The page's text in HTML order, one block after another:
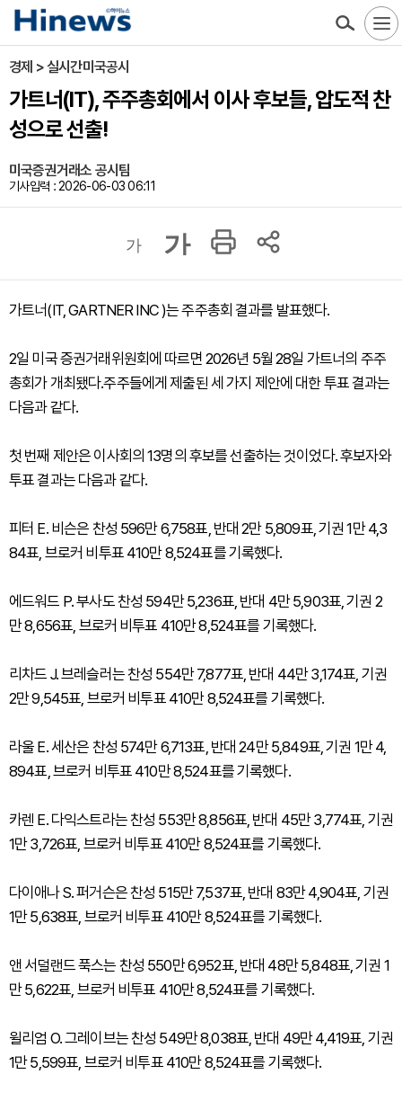
경제 > 실시간미국공시
가트너(IT), 주주총회에서 이사 후보들, 압도적 찬
성으로 선출!
미국증권거래소 공시팀
기사입력 : 2026-06-03 06:11
가 가
가트너(IT, GARTNER INC )는 주주총회 결과를 발표했다.
2일 미국 증권거래위원회에 따르면 2026년 5월 28일 가트너의 주주
총회가 개최됐다.주주들에게 제출된 세 가지 제안에 대한 투표 결과는
다음과 같다.
첫 번째 제안은 이사회의 13명의 후보를 선출하는 것이었다. 후보자와
투표 결과는 다음과 같다.
피터 E. 비슨은 찬성 596만 6,758표, 반대 2만 5,809표, 기권 1만 4,3
84표, 브로커 비투표 410만 8,524표를 기록했다.
에드워드 P. 부사도 찬성 594만 5,236표, 반대 4만 5,903표, 기권 2
만 8,656표, 브로커 비투표 410만 8,524표를 기록했다.
리차드 J. 브레슬러는 찬성 554만 7,877표, 반대 44만 3,174표, 기권
2만 9,545표, 브로커 비투표 410만 8,524표를 기록했다.
라울 E. 세산은 찬성 574만 6,713표, 반대 24만 5,849표, 기권 1만 4,
894표, 브로커 비투표 410만 8,524표를 기록했다.
카렌 E. 다익스트라는 찬성 553만 8,856표, 반대 45만 3,774표, 기권
1만 3,726표, 브로커 비투표 410만 8,524표를 기록했다.
다이애나 S. 퍼거슨은 찬성 515만 7,537표, 반대 83만 4,904표, 기권
1만 5,638표, 브로커 비투표 410만 8,524표를 기록했다.
앤 서덜랜드 푹스는 찬성 550만 6,952표, 반대 48만 5,848표, 기권 1
만 5,622표, 브로커 비투표 410만 8,524표를 기록했다.
윌리엄 O. 그레이브는 찬성 549만 8,038표, 반대 49만 4,419표, 기권
1만 5,599표, 브로커 비투표 410만 8,524표를 기록했다.